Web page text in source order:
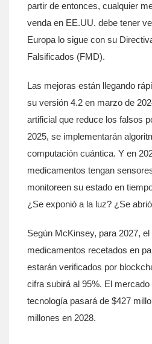
partir de entonces, cualquier
venda en EE.UU. debe tener
Europa lo sigue con su
Falsificados (FMD).
Las mejoras están llegando
su versión 4.2 en marzo de
artificial que reduce los falsos
2025, se implementarán
computación cuántica. Y en
medicamentos tengan
monitoreen su estado en
¿Se exponió a la luz? ¿Se
Según McKinsey, para 2027, el
medicamentos recetados en
estarán verificados por
cifra subirá al 95%. El mercado
tecnología pasará de $427
millones en 2028.